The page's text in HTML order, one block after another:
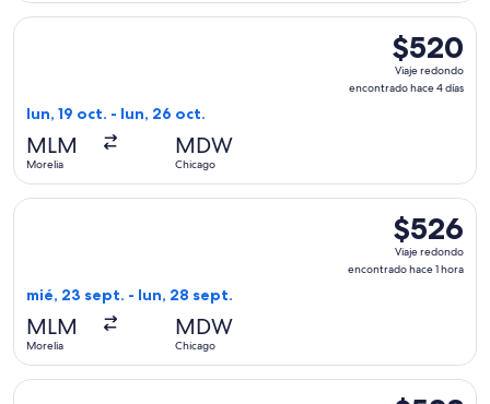
$520
Viaje
redondo,
$520
Viaje redondo
encontrado hace 4 días
lun, 19 oct. - lun, 26 oct.
MLM
Morelia
MDW
Chicago
Seleccionar vuelo de Volaris, con salida el lun, 19 oct.
$526
Viaje
redondo,
$526
Viaje redondo
encontrado hace 1 hora
mié, 23 sept. - lun, 28 sept.
MLM
Morelia
MDW
Chicago
Seleccionar vuelo de Frontier Airlines, con salida el mié,
Seleccionar vuelo de Frontier Airlines, con salida el mar, 8